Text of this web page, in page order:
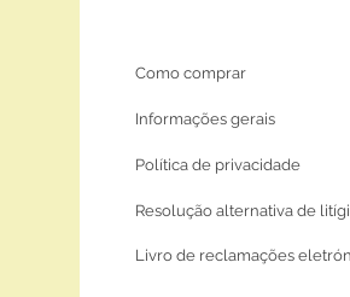
Como comprar
Informações gerais
Política de privacidade
Resolução alternativa de
Livro de reclamações